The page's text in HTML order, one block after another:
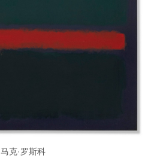
马克·罗斯科